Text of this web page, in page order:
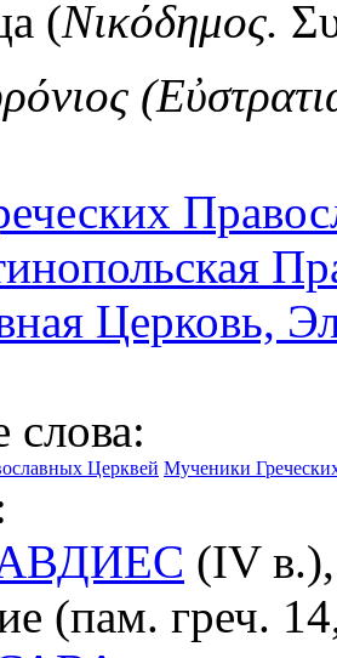
(Νικόδημος.
Церковь,
Церквей Мученики
(IV
(пам. греч.